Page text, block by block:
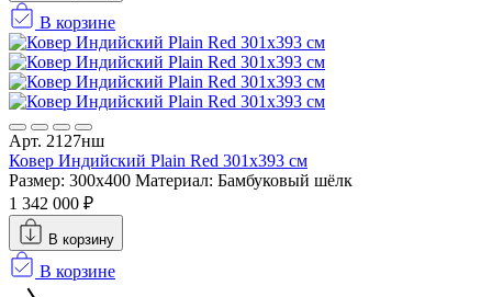
В корзине
Арт. 2127нш
Ковер Индийский Plain Red 301x393 см
Размер: 300x400 Материал: Бамбуковый шёлк
1 342 000 ₽
В корзину
В корзине